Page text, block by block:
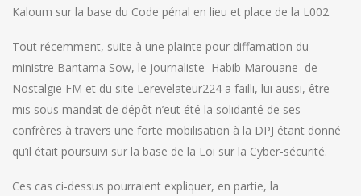
Kaloum sur la base du Code pénal en lieu et place de la L002.
Tout récemment, suite à une plainte pour diffamation du
ministre Bantama Sow, le journaliste Habib Marouane de
Nostalgie FM et du site Lerevelateur224 a failli, lui aussi, être
mis sous mandat de dépôt n’eut été la solidarité de ses
confrères à travers une forte mobilisation à la DPJ étant donné
qu’il était poursuivi sur la base de la Loi sur la Cyber-sécurité.
Ces cas ci-dessus pourraient expliquer, en partie, la